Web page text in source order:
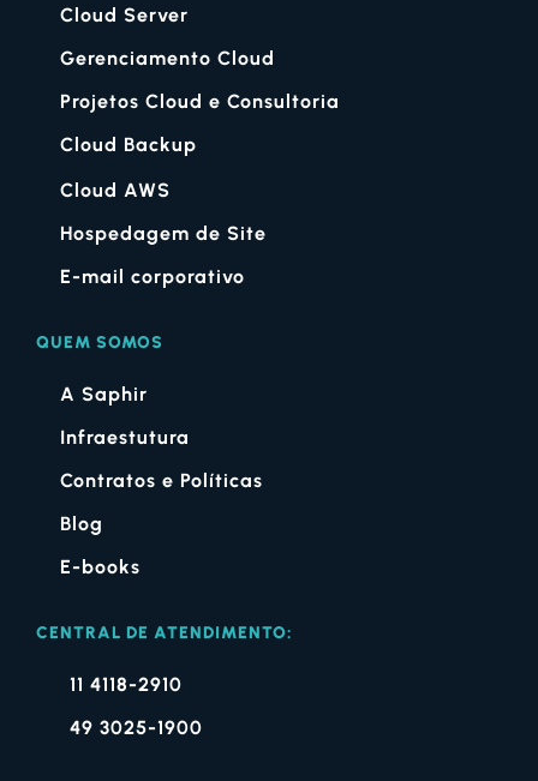
Cloud Server
Gerenciamento Cloud
Projetos Cloud e Consultoria
Cloud Backup
Cloud AWS
Hospedagem de Site
E-mail corporativo
QUEM SOMOS
A Saphir
Infraestutura
Contratos e Políticas
Blog
E-books
CENTRAL DE ATENDIMENTO:
11 4118-2910
49 3025-1900